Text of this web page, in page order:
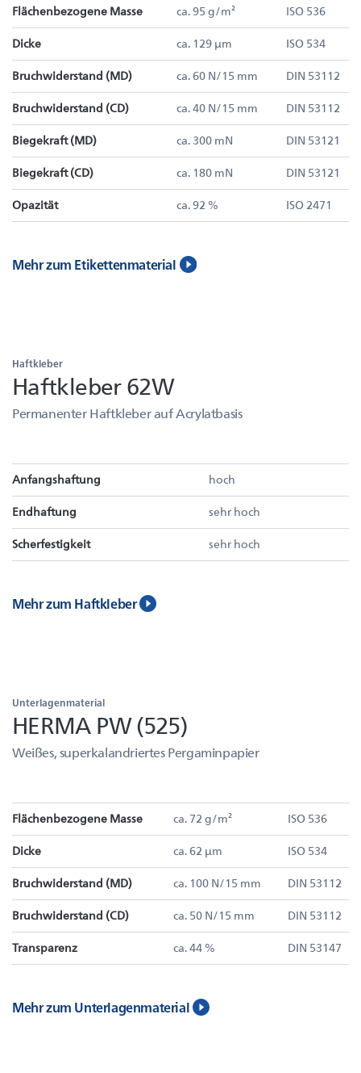
Flächenbezogene Masse ca. 95 g/m² ISO 536
Dicke ca. 129 µm ISO 534
Bruchwiderstand (MD) ca. 60 N/15 mm DIN 53112
Bruchwiderstand (CD) ca. 40 N/15 mm DIN 53112
Biegekraft (MD) ca. 300 mN DIN 53121
Biegekraft (CD) ca. 180 mN DIN 53121
Opazität ca. 92 % ISO 2471
Mehr zum Etikettenmaterial
Haftkleber
Haftkleber 62W
Permanenter Haftkleber auf Acrylatbasis
Anfangshaftung hoch
Endhaftung sehr hoch
Scherfestigkeit sehr hoch
Mehr zum Haftkleber
Unterlagenmaterial
HERMA PW (525)
Weißes, superkalandriertes Pergaminpapier
Flächenbezogene Masse ca. 72 g/m² ISO 536
Dicke ca. 62 µm ISO 534
Bruchwiderstand (MD) ca. 100 N/15 mm DIN 53112
Bruchwiderstand (CD) ca. 50 N/15 mm DIN 53112
Transparenz ca. 44 % DIN 53147
Mehr zum Unterlagenmaterial